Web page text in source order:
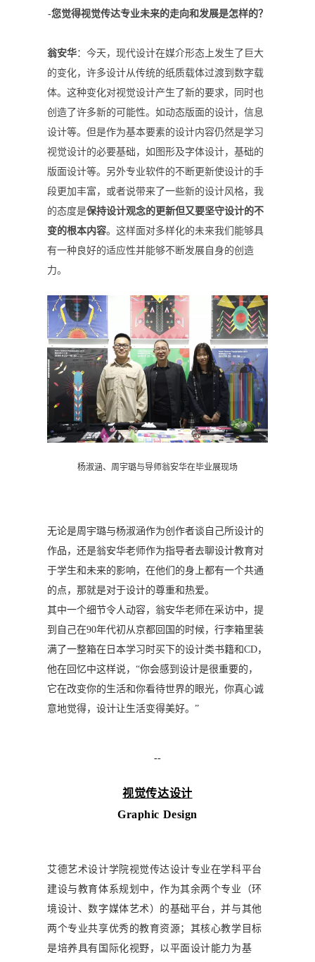
-您觉得视觉传达专业未来的走向和发展是怎样的？
翁安华：今天，现代设计在媒介形态上发生了巨大
的变化，许多设计从传统的纸质载体过渡到数字载
体。这种变化对视觉设计产生了新的要求，同时也
创造了许多新的可能性。如动态版面的设计，信息
设计等。但是作为基本要素的设计内容仍然是学习
视觉设计的必要基础，如图形及字体设计，基础的
版面设计等。另外专业软件的不断更新使设计的手
段更加丰富，或者说带来了一些新的设计风格，我
的态度是保持设计观念的更新但又要坚守设计的不
变的根本内容。这样面对多样化的未来我们能够具
有一种良好的适应性并能够不断发展自身的创造
力。
杨淑涵、周宇璐与导师翁安华在毕业展现场
无论是周宇璐与杨淑涵作为创作者谈自己所设计的
作品，还是翁安华老师作为指导者去聊设计教育对
于学生和未来的影响，在他们的身上都有一个共通
的点，那就是对于设计的尊重和热爱。
其中一个细节令人动容，翁安华老师在采访中，提
到自己在90年代初从京都回国的时候，行李箱里装
满了一整箱在日本学习时买下的设计类书籍和CD，
他在回忆中这样说，“你会感到设计是很重要的，
它在改变你的生活和你看待世界的眼光，你真心诚
意地觉得，设计让生活变得美好。”
--
视觉传达设计
Graphic Design
艾德艺术设计学院视觉传达设计专业在学科平台
建设与教育体系规划中，作为其余两个专业（环
境设计、数字媒体艺术）的基础平台，并与其他
两个专业共享优秀的教育资源；其核心教学目标
是培养具有国际化视野，以平面设计能力为基